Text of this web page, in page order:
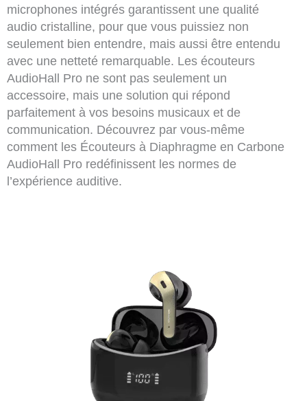
microphones intégrés garantissent une qualité
audio cristalline, pour que vous puissiez non
seulement bien entendre, mais aussi être entendu
avec une netteté remarquable. Les écouteurs
AudioHall Pro ne sont pas seulement un
accessoire, mais une solution qui répond
parfaitement à vos besoins musicaux et de
communication. Découvrez par vous-même
comment les Écouteurs à Diaphragme en Carbone
AudioHall Pro redéfinissent les normes de
l’expérience auditive.